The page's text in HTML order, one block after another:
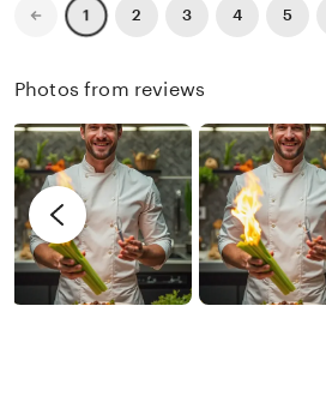
I
X
I
b
y
R
e
n
r
e
i
e
Previous
page
1 2 3 4 5
Photos from reviews